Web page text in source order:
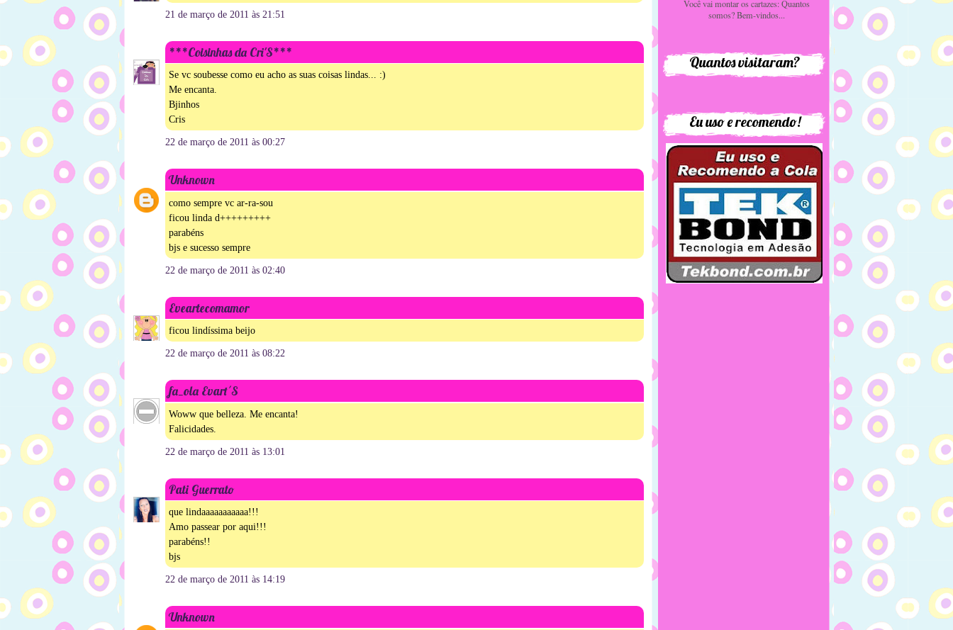
21 de março de 2011 às 21:51
***Coisinhas da Cri'S***
Se vc soubesse como eu acho as suas coisas lindas... :)
Me encanta.
Bjinhos
Cris
22 de março de 2011 às 00:27
Unknown
como sempre vc ar-ra-sou
ficou linda d+++++++++
parabéns
bjs e sucesso sempre
22 de março de 2011 às 02:40
Eveartecomamor
ficou lindíssima beijo
22 de março de 2011 às 08:22
fa_ola Evart´S
Woww que belleza. Me encanta!
Falicidades.
22 de março de 2011 às 13:01
Pati Guerrato
que lindaaaaaaaaaaa!!!
Amo passear por aqui!!!
parabéns!!
bjs
22 de março de 2011 às 14:19
Unknown
Você vai montar os cartazes: Quantos
somos? Bem-vindos...
Quantos visitaram?
Eu uso e recomendo!